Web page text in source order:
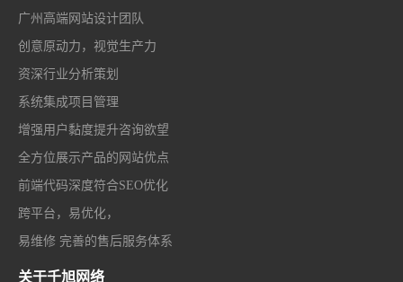
广州高端网站设计团队
创意原动力，视觉生产力
资深行业分析策划
系统集成项目管理
增强用户黏度提升咨询欲望
全方位展示产品的网站优点
前端代码深度符合SEO优化
跨平台，易优化，
易维修 完善的售后服务体系
关于千旭网络